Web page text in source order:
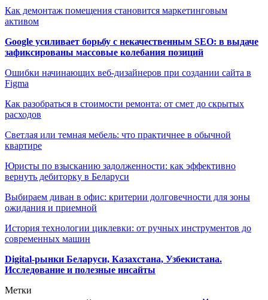
Как демонтаж помещения становится маркетинговым
активом
Google усиливает борьбу с некачественным SEO: в выдаче
зафиксированы массовые колебания позиций
Ошибки начинающих веб-дизайнеров при создании сайта в
Figma
Как разобраться в стоимости ремонта: от смет до скрытых
расходов
Светлая или темная мебель: что практичнее в обычной
квартире
Юристы по взысканию задолженности: как эффективно
вернуть дебиторку в Беларуси
Выбираем диван в офис: критерии долговечности для зоны
ожидания и приемной
История технологии циклевки: от ручных инструментов до
современных машин
Digital-рынки Беларуси, Казахстана, Узбекистана.
Исследование и полезные инсайты
Метки